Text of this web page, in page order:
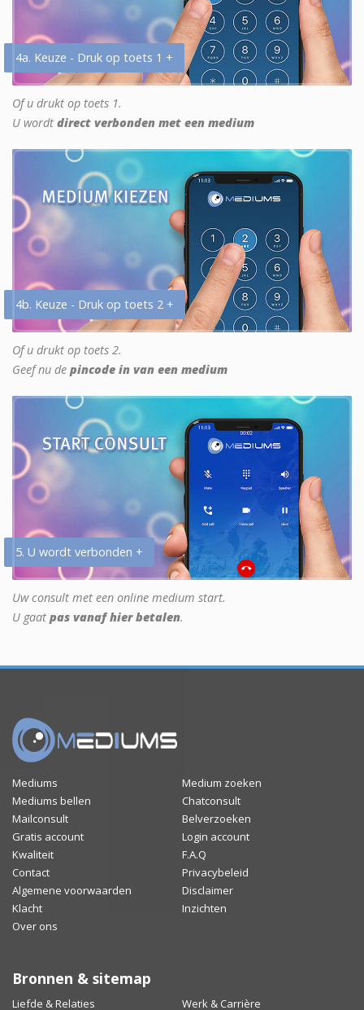
4a. Keuze - Druk op toets 1 +
Of u drukt op toets 1.
U wordt direct verbonden met een medium
4b. Keuze - Druk op toets 2 +
Of u drukt op toets 2.
Geef nu de pincode in van een medium
5. U wordt verbonden +
Uw consult met een online medium start.
U gaat pas vanaf hier betalen.
Mediums
Medium zoeken
Mediums bellen
Chatconsult
Mailconsult
Belverzoeken
Gratis account
Login account
Kwaliteit
F.A.Q
Contact
Privacybeleid
Algemene voorwaarden
Disclaimer
Klacht
Inzichten
Over ons
Bronnen & sitemap
Liefde & Relaties Werk & Carrière